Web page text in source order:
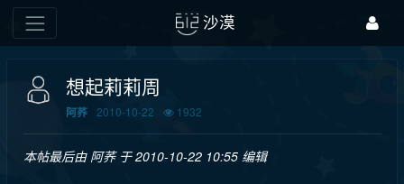
沙漠
想起莉莉周
阿荞 2010-10-22 1932
本帖最后由 阿荞 于 2010-10-22 10:55 编辑